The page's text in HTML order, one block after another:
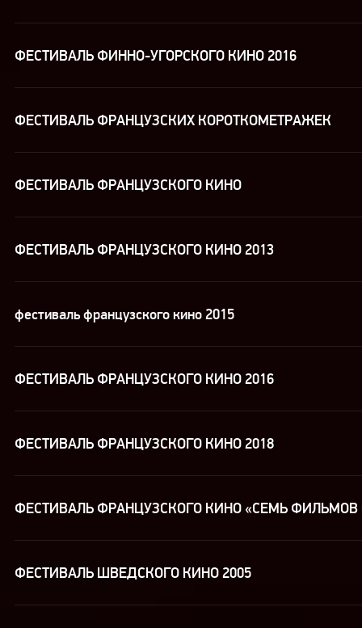
ФЕСТИВАЛЬ ФИННО-УГОРСКОГО КИНО 2016
ФЕСТИВАЛЬ ФРАНЦУЗСКИХ КОРОТКОМЕТРАЖЕК
ФЕСТИВАЛЬ ФРАНЦУЗСКОГО КИНО
ФЕСТИВАЛЬ ФРАНЦУЗСКОГО КИНО 2013
фестиваль французского кино 2015
ФЕСТИВАЛЬ ФРАНЦУЗСКОГО КИНО 2016
ФЕСТИВАЛЬ ФРАНЦУЗСКОГО КИНО 2018
ФЕСТИВАЛЬ ФРАНЦУЗСКОГО КИНО «СЕМЬ ФИЛЬМОВ
ФЕСТИВАЛЬ ШВЕДСКОГО КИНО 2005